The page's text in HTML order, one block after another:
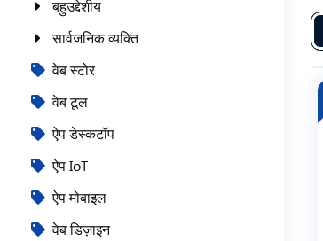
बहुउद्देशीय
सार्वजनिक व्यक्ति
वेब स्टोर
वेब टूल
ऐप डेस्कटॉप
ऐप IoT
ऐप मोबाइल
वेब डिज़ाइन